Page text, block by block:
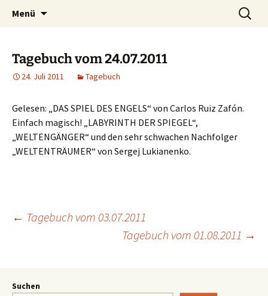
Timo Bader
Willkommen im Reich der Geschichten
Menü
Tagebuch vom 24.07.2011
24. Juli 2011 Tagebuch
Gelesen: „DAS SPIEL DES ENGELS“ von Carlos Ruiz Zafón.
Einfach magisch! „LABYRINTH DER SPIEGEL“,
„WELTENGÄNGER“ und den sehr schwachen Nachfolger
„WELTENTRÄUMER“ von Sergej Lukianenko.
← Tagebuch vom 03.07.2011
Tagebuch vom 01.08.2011 →
Suchen